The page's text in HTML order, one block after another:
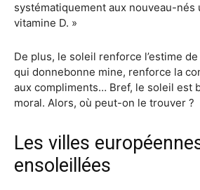
systématiquement aux nouveau-nés
vitamine D. »
De plus, le soleil renforce l’estime
qui donnebonne mine, renforce la
aux compliments… Bref, le soleil est
moral. Alors, où peut-on le trouver ?
Les villes
ensoleillées